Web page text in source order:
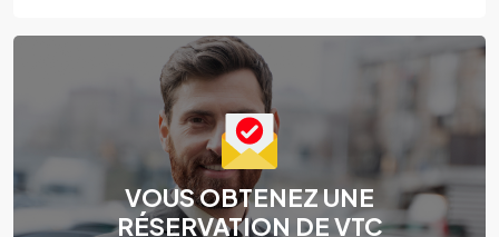
VOUS OBTENEZ UNE
RÉSERVATION DE VTC